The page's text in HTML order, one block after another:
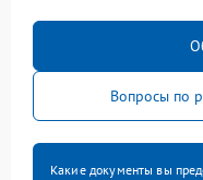
Вопросы по
Какие документы вы